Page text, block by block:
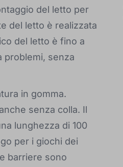
del letto per
del letto è realizzata
del letto è fino a
problemi, senza
in gomma.
senza colla. Il
lunghezza di 100
per i giochi dei
barriere sono